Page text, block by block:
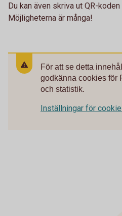
Du kan även skriva ut QR-
Möjligheterna är många!
För att se detta
godkänna cookies för
och statistik.
Inställningar för